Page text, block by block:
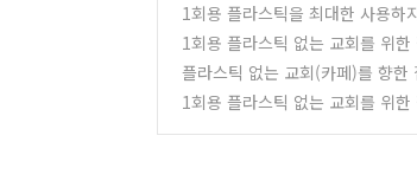
1회용 플라스틱을 최대한 사용
1회용 플라스틱 없는 교회를 위
플라스틱 없는 교회(카페)를 향한
1회용 플라스틱 없는 교회를 위